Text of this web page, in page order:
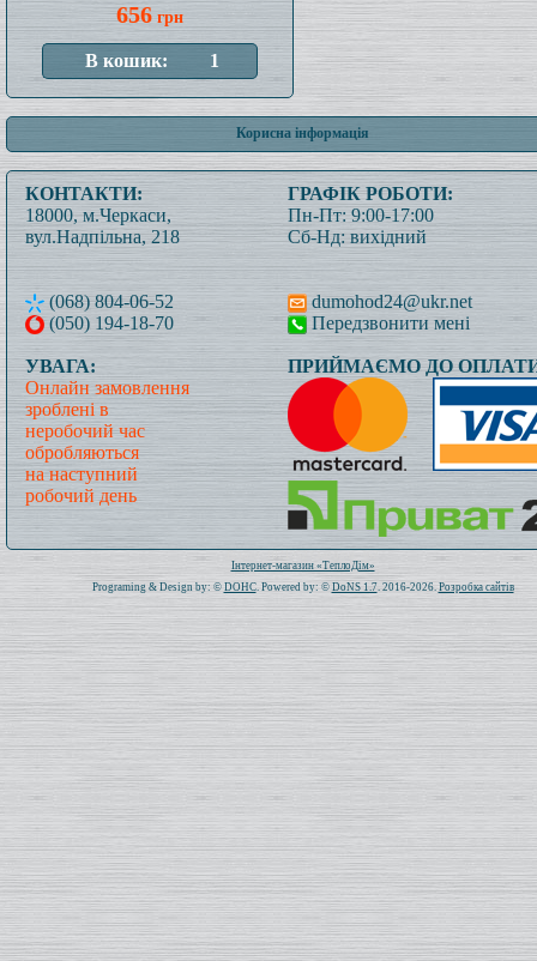
656 грн
Корисна інформація
КОНТАКТИ:
18000, м.Черкаси,
вул.Надпільна, 218
(068) 804-06-52
(050) 194-18-70
ГРАФІК РОБОТИ:
Пн-Пт: 9:00-17:00
Сб-Нд: вихідний
dumohod24@ukr.net
Передзвонити мені
УВАГА:
Онлайн замовлення
зроблені в
неробочий час
обробляються
на наступний
робочий день
ПРИЙМАЄМО ДО
Всього: 1021352 Сьогодні: 462
Інтернет-магазин «ТеплоДім»
Programing & Design by: © DOHC. Powered by: © DoNS 1.7. 2016-2026. Розробка сайтів